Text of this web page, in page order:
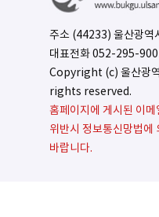
주소 (44233) 울산광역
대표전화052-295-
Copyright (c) 울산광
rights reserved.
홈페이지에 게시된 이
위반시 정보통신망법에
바랍니다.